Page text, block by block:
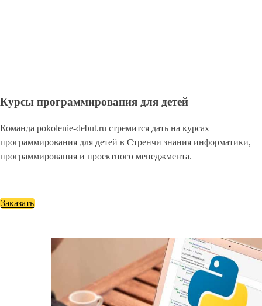
Курсы программирования для детей
Команда pokolenie-debut.ru стремится дать на курсах
программирования для детей в Стренчи знания информатики,
программирования и проектного менеджмента.
Заказать